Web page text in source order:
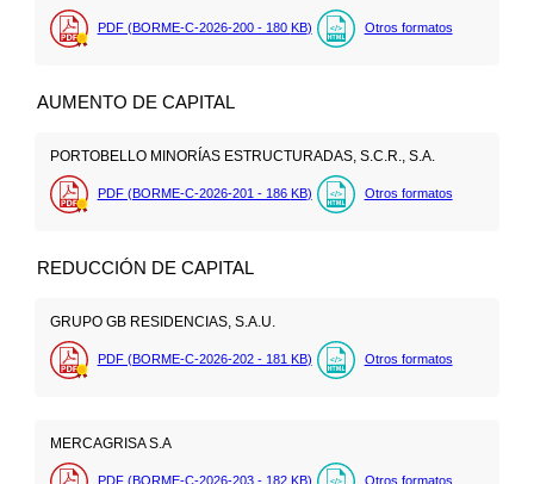
PDF (BORME-C-2026-200 - 180 KB) Otros formatos
AUMENTO DE CAPITAL
PORTOBELLO MINORÍAS ESTRUCTURADAS, S.C.R., S.A.
PDF (BORME-C-2026-201 - 186 KB) Otros formatos
REDUCCIÓN DE CAPITAL
GRUPO GB RESIDENCIAS, S.A.U.
PDF (BORME-C-2026-202 - 181 KB) Otros formatos
MERCAGRISA S.A
PDF (BORME-C-2026-203 - 182 KB) Otros formatos